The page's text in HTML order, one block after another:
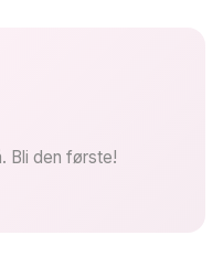
Bli den første!